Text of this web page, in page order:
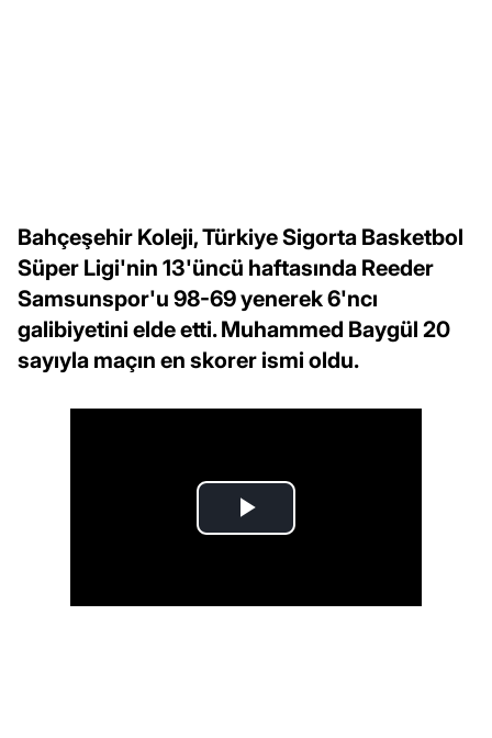
Bahçeşehir Koleji, Türkiye Sigorta Basketbol
Süper Ligi'nin 13'üncü haftasında Reeder
Samsunspor'u 98-69 yenerek 6'ncı
galibiyetini elde etti. Muhammed Baygül 20
sayıyla maçın en skorer ismi oldu.